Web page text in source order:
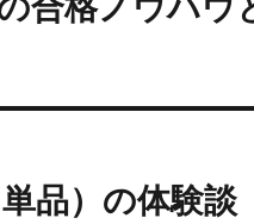
品）の体験